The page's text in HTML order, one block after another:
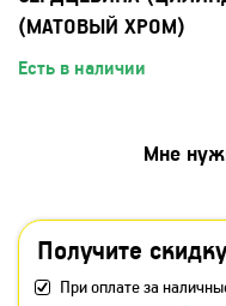
(МАТОВЫЙ ХРОМ)
Есть в наличии
Получите
При оплате за
Мне